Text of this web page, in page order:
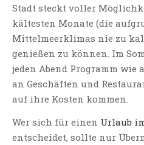
Stadt steckt voller
kältesten Monate (die
Mittelmeerklimas nie zu
genießen zu können. Im
jeden Abend Programm wie
an Geschäften und
auf ihre Kosten kommen.
Wer sich für einen Urlaub
entscheidet, sollte nur